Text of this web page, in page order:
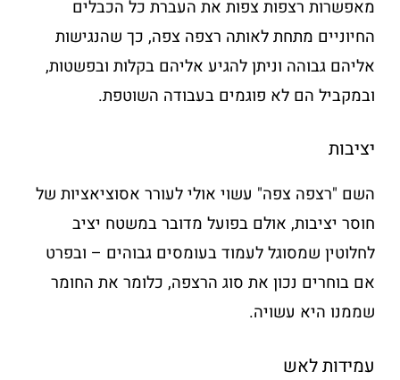
מאפשרות רצפות צפות את העברת כל הכבלים
החיוניים מתחת לאותה רצפה צפה, כך שהנגישות
אליהם גבוהה וניתן להגיע אליהם בקלות ובפשטות,
ובמקביל הם לא פוגמים בעבודה השוטפת.
יציבות
השם "רצפה צפה" עשוי אולי לעורר אסוציאציות של
חוסר יציבות, אולם בפועל מדובר במשטח יציב
לחלוטין שמסוגל לעמוד בעומסים גבוהים – ובפרט
אם בוחרים נכון את סוג הרצפה, כלומר את החומר
שממנו היא עשויה.
עמידות לאש